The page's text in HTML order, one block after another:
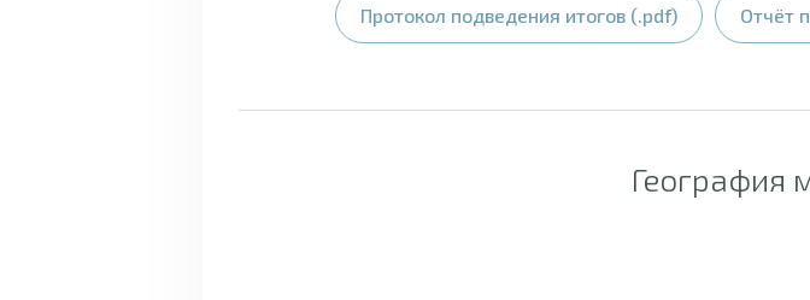
Протокол подведения итогов (.pdf) Отчёт
География